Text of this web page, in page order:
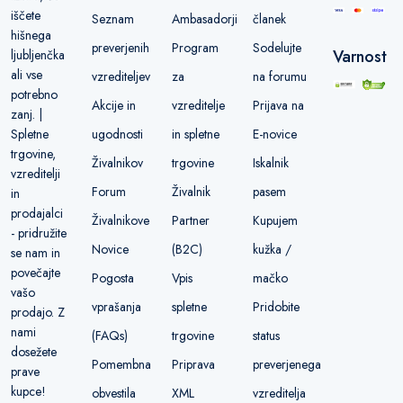
iščete
hišnega
ljubljenčka
ali vse
potrebno
zanj. |
Spletne
trgovine,
vzreditelji
in
prodajalci
- pridružite
se nam in
povečajte
vašo
prodajo. Z
nami
dosežete
prave
kupce!
Seznam
preverjenih
vzrediteljev
Akcije in
ugodnosti
Živalnikov
Forum
Živalnikove
Novice
Pogosta
vprašanja
(FAQs)
Pomembna
obvestila
Ambasadorji
Program
za
vzreditelje
in spletne
trgovine
Živalnik
Partner
(B2C)
Vpis
spletne
trgovine
Priprava
XML
članek
Sodelujte
na forumu
Prijava na
E-novice
Iskalnik
pasem
Kupujem
kužka /
mačko
Pridobite
status
preverjenega
vzreditelja
Varnost